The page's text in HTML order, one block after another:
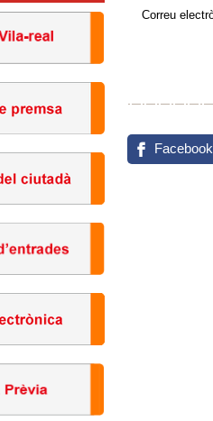
Correu
Facebook